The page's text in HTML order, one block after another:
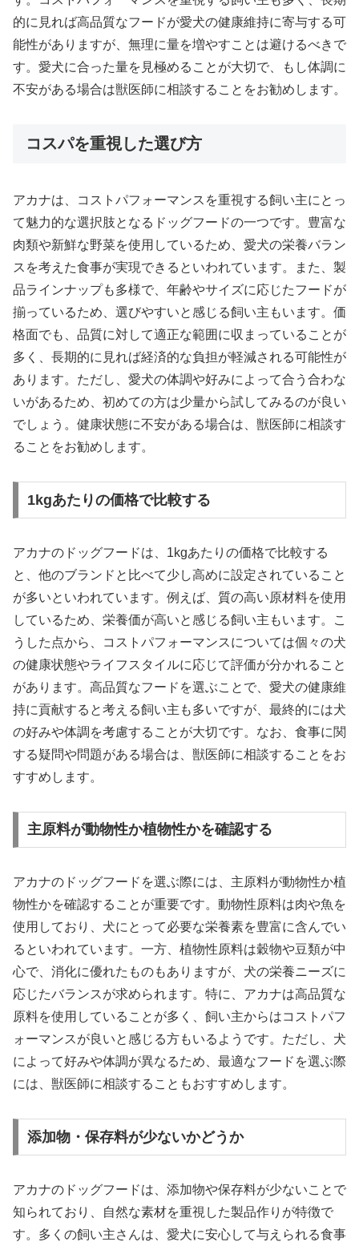
的に見れば高品質なフードが愛犬の健康維持に寄与する可
能性がありますが、無理に量を増やすことは避けるべきで
す。愛犬に合った量を見極めることが大切で、もし体調に
不安がある場合は獣医師に相談することをお勧めします。
コスパを重視した選び方
アカナは、コストパフォーマンスを重視する飼い主にとっ
て魅力的な選択肢となるドッグフードの一つです。豊富な
肉類や新鮮な野菜を使用しているため、愛犬の栄養バラン
スを考えた食事が実現できるといわれています。また、製
品ラインナップも多様で、年齢やサイズに応じたフードが
揃っているため、選びやすいと感じる飼い主もいます。価
格面でも、品質に対して適正な範囲に収まっていることが
多く、長期的に見れば経済的な負担が軽減される可能性が
あります。ただし、愛犬の体調や好みによって合う合わな
いがあるため、初めての方は少量から試してみるのが良い
でしょう。健康状態に不安がある場合は、獣医師に相談す
ることをお勧めします。
1kgあたりの価格で比較する
アカナのドッグフードは、1kgあたりの価格で比較する
と、他のブランドと比べて少し高めに設定されていること
が多いといわれています。例えば、質の高い原材料を使用
しているため、栄養価が高いと感じる飼い主もいます。こ
うした点から、コストパフォーマンスについては個々の犬
の健康状態やライフスタイルに応じて評価が分かれること
があります。高品質なフードを選ぶことで、愛犬の健康維
持に貢献すると考える飼い主も多いですが、最終的には犬
の好みや体調を考慮することが大切です。なお、食事に関
する疑問や問題がある場合は、獣医師に相談することをお
すすめします。
主原料が動物性か植物性かを確認する
アカナのドッグフードを選ぶ際には、主原料が動物性か植
物性かを確認することが重要です。動物性原料は肉や魚を
使用しており、犬にとって必要な栄養素を豊富に含んでい
るといわれています。一方、植物性原料は穀物や豆類が中
心で、消化に優れたものもありますが、犬の栄養ニーズに
応じたバランスが求められます。特に、アカナは高品質な
原料を使用していることが多く、飼い主からはコストパフ
ォーマンスが良いと感じる方もいるようです。ただし、犬
によって好みや体調が異なるため、最適なフードを選ぶ際
には、獣医師に相談することもおすすめします。
添加物・保存料が少ないかどうか
アカナのドッグフードは、添加物や保存料が少ないことで
知られており、自然な素材を重視した製品作りが特徴で
す。多くの飼い主さんは、愛犬に安心して与えられる食事